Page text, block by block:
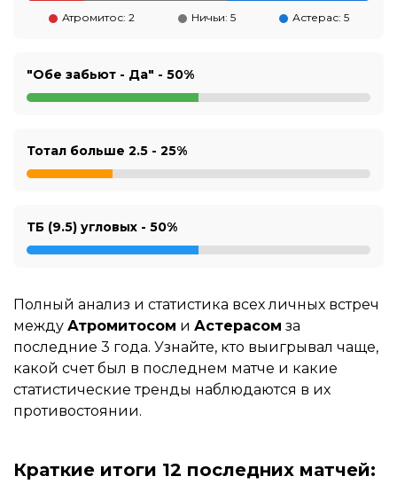
Атромитос: 2 Ничьи: 5 Астерас: 5
"Обе забьют - Да" - 50%
Тотал больше 2.5 - 25%
ТБ (9.5) угловых - 50%
Полный анализ и статистика всех личных встреч
между Атромитосом и Астерасом за
последние 3 года. Узнайте, кто выигрывал чаще,
какой счет был в последнем матче и какие
статистические тренды наблюдаются в их
противостоянии.
Краткие итоги 12 последних матчей: